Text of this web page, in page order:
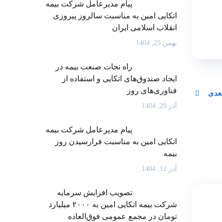
پیام مدیرعامل شرکت بیمه
اتکایی امین به مناسبت سالروز پیروزی
انقلاب اسلامی ایران
بهمن 25, 1404
راه نجات صنعت بیمه در
ایجاد صندوق‌های اتکایی و استفاده از
فناوری‌های روز
آذر 29, 1404
پیام مدیرعامل شرکت بیمه
اتکایی امین به مناسبت فرارسیدن روز
بیمه
آذر 12, 1404
تصویب افزایش سرمایه
شرکت بیمه اتکایی امین به ۲۰۰۰ میلیارد
تومان در مجمع عمومی فوق‌العاده